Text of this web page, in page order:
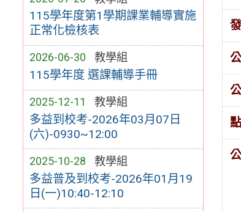
115學年度第1學期課業輔導實施
正常化檢核表
2026-06-30 教學組
115學年度 選課輔導手冊
2025-12-11 教學組
多益到校考-2026年03月07日
(六)-0930~12:00
2025-10-28 教學組
多益普及到校考-2026年01月19
日(一)10:40-12:10